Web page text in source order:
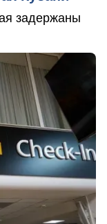
задержаны